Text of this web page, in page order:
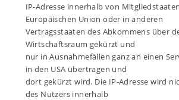
IP-Adresse innerhalb von
Europäischen Union oder in anderen
Vertragsstaaten des Abkommens über
Wirtschaftsraum gekürzt und
nur in Ausnahmefällen ganz an einen
in den USA übertragen und
dort gekürzt wird. Die IP-Adresse wird
des Nutzers innerhalb